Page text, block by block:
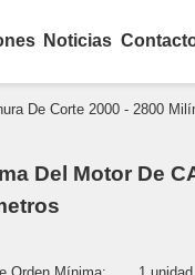
Noticias
De Corte 2000 - 2800
Del Motor De